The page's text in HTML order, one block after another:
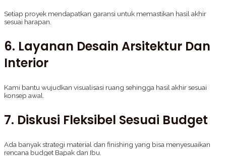
Setiap proyek mendapatkan garansi untuk memastikan hasil akhir
sesuai harapan.
6. Layanan Desain Arsitektur Dan
Interior
Kami bantu wujudkan visualisasi ruang sehingga hasil akhir sesuai
konsep awal.
7. Diskusi Fleksibel Sesuai Budget
Ada banyak strategi material dan finishing yang bisa menyesuaikan
rencana budget Bapak dan Ibu.